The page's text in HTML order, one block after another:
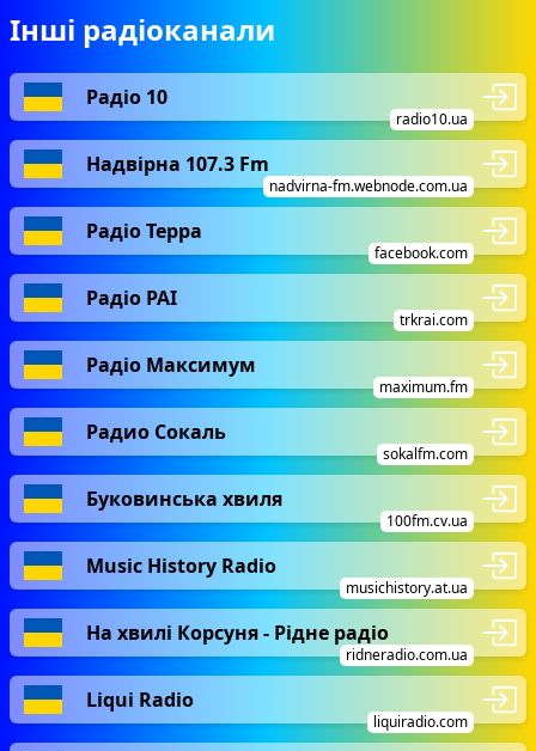
Інші радіоканали
Радіо 10
radio10.ua
Надвірна 107.3 Fm
nadvirna-fm.webnode.com.ua
Радіо Терра
facebook.com
Радіо РАІ
trkrai.com
Радіо Максимум
maximum.fm
Радио Сокаль
sokalfm.com
Буковинська хвиля
100fm.cv.ua
Music History Radio
musichistory.at.ua
На хвилі Корсуня - Рідне радіо
ridneradio.com.ua
Liqui Radio
liquiradio.com